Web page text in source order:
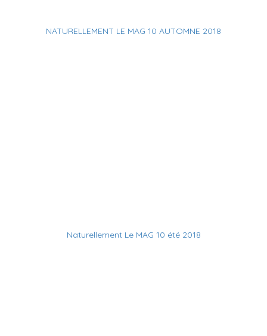
NATURELLEMENT LE MAG 10 AUTOMNE 2018
Naturellement Le MAG 10 été 2018